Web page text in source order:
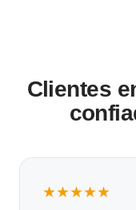
Clientes
★★★★★